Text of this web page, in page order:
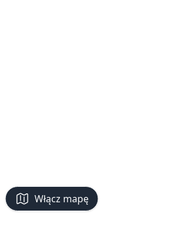
Włącz mapę